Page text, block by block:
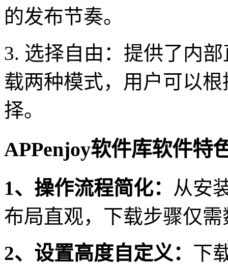
的发布节奏。
3. 选择自由：提供了内
载两种模式，用户可以
择。
APPenjoy软件库软件特
1、操作流程简化： 从安
布局直观，下载步骤仅
2、设置高度自定义： 下